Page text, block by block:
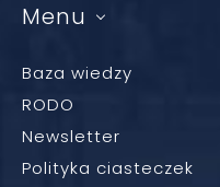
Menu
Baza wiedzy
RODO
Newsletter
Polityka ciasteczek